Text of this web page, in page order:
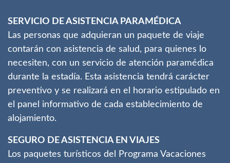
SERVICIO DE ASISTENCIA PARAMÉDICA
Las personas que adquieran un paquete de viaje
contarán con asistencia de salud, para quienes lo
necesiten, con un servicio de atención paramédica
durante la estadía. Esta asistencia tendrá carácter
preventivo y se realizará en el horario estipulado en
el panel informativo de cada establecimiento de
alojamiento.
SEGURO DE ASISTENCIA EN VIAJES
Los paquetes turísticos del Programa Vacaciones